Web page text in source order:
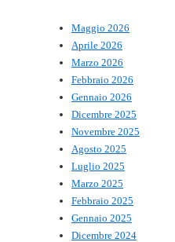
Maggio 2026
Aprile 2026
Marzo 2026
Febbraio 2026
Gennaio 2026
Dicembre 2025
Novembre 2025
Agosto 2025
Luglio 2025
Marzo 2025
Febbraio 2025
Gennaio 2025
Dicembre 2024